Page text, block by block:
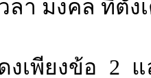
ลา มงคล ที่ตั้ง
งเพียงข้อ 2